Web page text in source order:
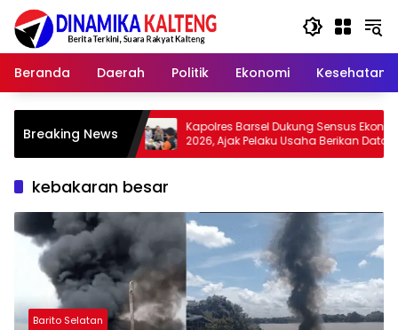
Langsung
konten
Beranda
Daerah Politik Ekonomi Kesehatan
Breaking NewsKapolres Barsel Dukung Sensus Ekonomi
2026, Ajak Pelaku Usaha Berikan Data
yang Jujur
Wabup
Adat
Zaman
kebakaran besar
Barito Selatan